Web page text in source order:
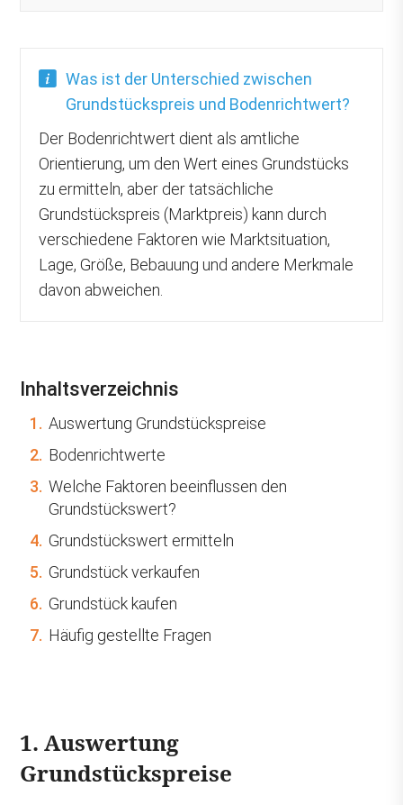
Was ist der Unterschied zwischen
Grundstückspreis und Bodenrichtwert?
Der Bodenrichtwert dient als amtliche
Orientierung, um den Wert eines Grundstücks
zu ermitteln, aber der tatsächliche
Grundstückspreis (Marktpreis) kann durch
verschiedene Faktoren wie Marktsituation,
Lage, Größe, Bebauung und andere Merkmale
davon abweichen.
Inhaltsverzeichnis
1. Auswertung Grundstückspreise
2. Bodenrichtwerte
3. Welche Faktoren beeinflussen den
Grundstückswert?
4. Grundstückswert ermitteln
5. Grundstück verkaufen
6. Grundstück kaufen
7. Häufig gestellte Fragen
1. Auswertung
Grundstückspreise